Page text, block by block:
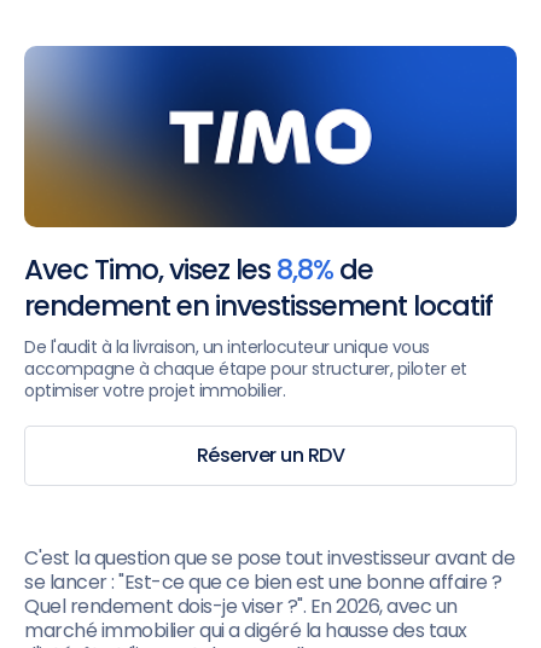
C'est la question que se pose tout investisseur avant de
se lancer : "Est-ce que ce bien est une bonne affaire ?
Quel rendement dois-je viser ?". En 2026, avec un
marché immobilier qui a digéré la hausse des taux
Avec Timo, visez les8,8%de
rendement en investissement locatif
De l'audit à la livraison, un interlocuteur unique vous
accompagne à chaque étape pour structurer, piloter et
optimiser votre projet immobilier.
Réserver un RDV